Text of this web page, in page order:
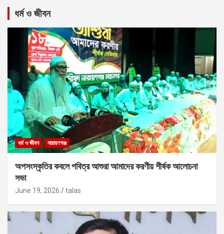
ধর্ম ও জীবন
ধর্ম ও জীবন নারায়ণগঞ্জ
অপসংস্কৃতির কবলে পবিত্র আশুরা আমাদের করণীয় শীর্ষক আলোচনা
সভা
June 19, 2026 talas